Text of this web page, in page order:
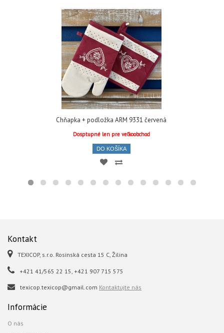
Chňapka + podložka ARM 9331 červená
Dosptupné len pre veľkoobchod
DO KOŠÍKA
Kontakt
TEXICOP, s.r.o. Rosinská cesta 15 C, Žilina
+421 41/565 22 15, +421 907 715 575
texicop.texicop@gmail.com Kontaktujte nás
Informácie
O nás